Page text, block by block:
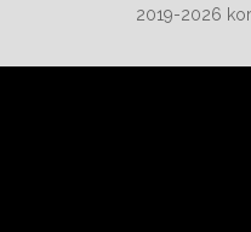
2019-2026